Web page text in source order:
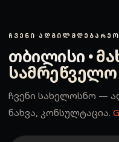
ᲩᲕᲔᲜᲘ
თბილისი ·
სამრეწველო
ჩვენი სახელოსნო —
ნახვა, კონსულტაცია.